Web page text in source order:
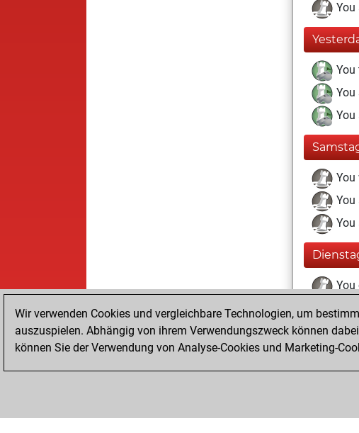
You
You
You
You
You
You
You
Wir verwenden Cookies und vergleichbare Technologien, um
auszuspielen. Abhängig von ihrem Verwendungszweck können
können Sie der Verwendung von Analyse-Cookies und Marketing-